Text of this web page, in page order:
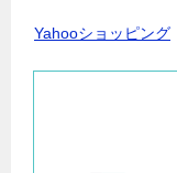
Yahooショッピング